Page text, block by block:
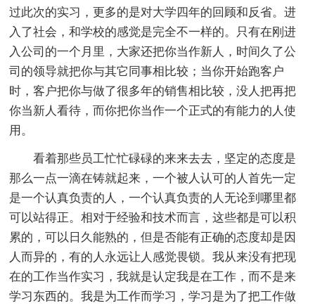
过此次的实习，更多的是对大学四年的回顾和反省。进
入了社会，和学校的感觉是完全不一样的。只有在刚进
入公司的一个月里，大家还把你当作新人，时间久了公
司的领导就把你与其它同事相比较；当你开始跑客户
时，客户把你与做了很多年的销售相比较，没人把再把
你当新人看待，而你把你当作一个正式的有能力的人使
用。
看着那些员工忙忙碌碌的来来去去，坚定的态度是
那么一点一滴在铸就起来，一个被人认可的人首先一定
是一个认真负责的人，一个认真负责的人无论到哪里都
可以站得正。相对于经验和技术而言，这些都是可以积
累的，可以日久能熟的，但是否能有正确的态度却是因
人而异的，有的人永远让人感觉畏锁。我从来没有把现
在的工作当作实习，我就是认定我是在工作，而不是来
学习东西的。我是为工作而学习，学习是为了把工作做